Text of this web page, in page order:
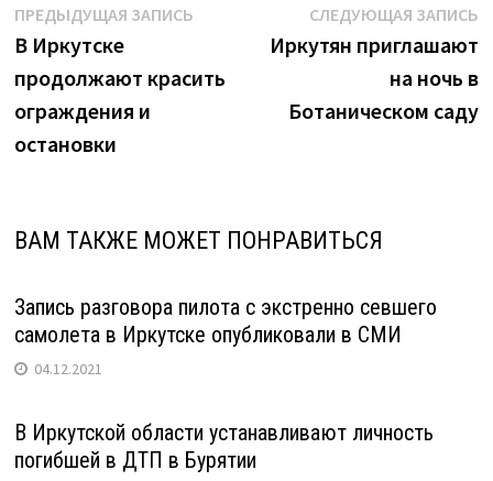
Навигация
по
записям
ПРЕДЫДУЩАЯ ЗАПИСЬПредыдущая
В Иркутске
продолжают красить
ограждения и
остановки
СЛЕДУЮЩАЯ ЗАПИСЬ
Иркутян приглашают
на ночь в
Ботаническом саду
ВАМ ТАКЖЕ МОЖЕТ ПОНРАВИТЬСЯ
Запись разговора пилота с экстренно севшего
самолета в Иркутске опубликовали в СМИ
04.12.2021
В Иркутской области устанавливают личность
погибшей в ДТП в Бурятии